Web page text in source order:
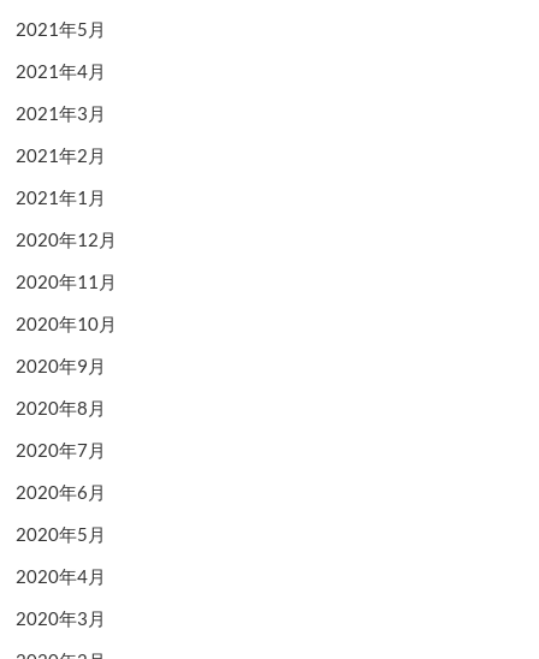
2021年5月
2021年4月
2021年3月
2021年2月
2021年1月
2020年12月
2020年11月
2020年10月
2020年9月
2020年8月
2020年7月
2020年6月
2020年5月
2020年4月
2020年3月